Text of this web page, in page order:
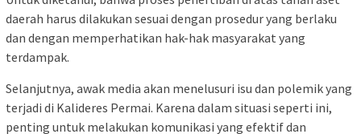
daerah harus dilakukan sesuai dengan prosedur yang berlaku
dan dengan memperhatikan hak-hak masyarakat yang
terdampak.
Selanjutnya, awak media akan menelusuri isu dan polemik yang
terjadi di Kalideres Permai. Karena dalam situasi seperti ini,
penting untuk melakukan komunikasi yang efektif dan